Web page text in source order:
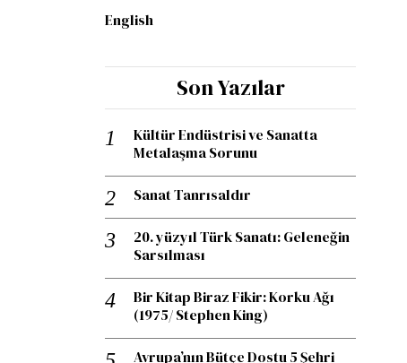
English
Son Yazılar
Kültür Endüstrisi ve Sanatta
Metalaşma Sorunu
Sanat Tanrısaldır
20. yüzyıl Türk Sanatı: Geleneğin
Sarsılması
Bir Kitap Biraz Fikir: Korku Ağı
(1975/ Stephen King)
Avrupa’nın Bütçe Dostu 5 Şehri